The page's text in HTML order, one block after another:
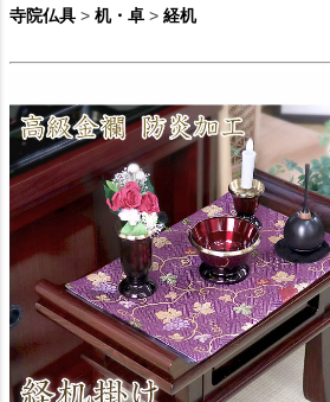
寺院仏具 > 机・卓 > 経机